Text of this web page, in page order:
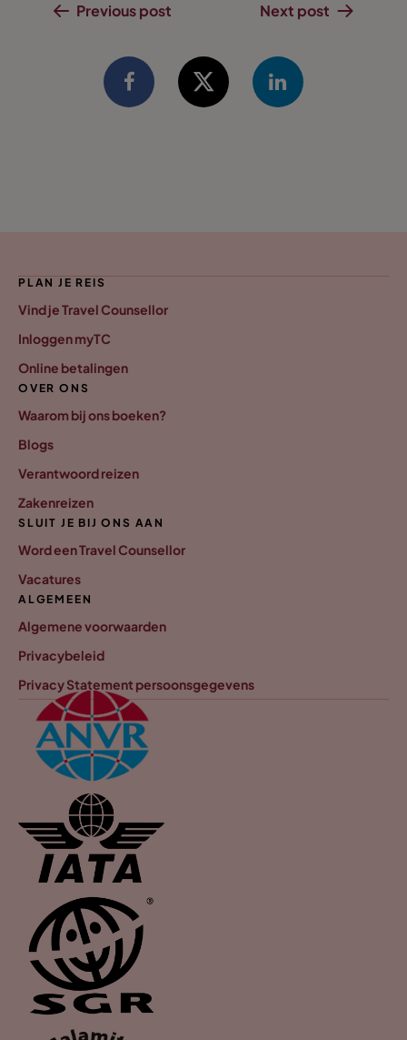
Previous post Next post
PLAN JE REIS
Vind je Travel Counsellor
Inloggen myTC
Online betalingen
OVER ONS
Waarom bij ons boeken?
Blogs
Verantwoord reizen
Zakenreizen
SLUIT JE BIJ ONS AAN
Word een Travel Counsellor
Vacatures
ALGEMEEN
Algemene voorwaarden
Privacybeleid
Privacy Statement persoonsgegevens